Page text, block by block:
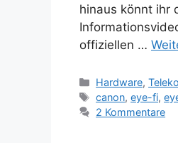
hinaus könnt ihr
offiziellen …
Kategorien
Hardware,
Schlagwörter
canon,eye-fi,
2 Kommentare